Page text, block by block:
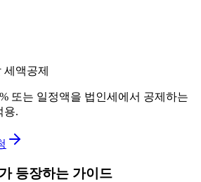
세액공제
또는 일정액을 법인세에서 공제하는
용.
가 등장하는 가이드